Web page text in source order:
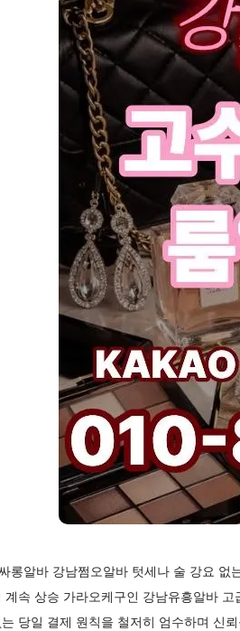
롱알바 강남쩜오알바 텃세나 술 강요
계속 상승 가라오케구인 강남유흥알바
당일 결제 원칙을 철저히 엄수하며 신